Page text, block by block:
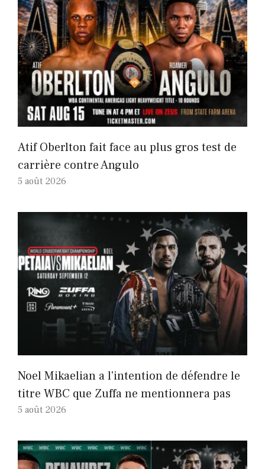
Atif Oberlton fait face au plus gros test de
carrière contre Angulo
5 août 2026
Noel Mikaelian a l'intention de défendre le
titre WBC que Zuffa ne mentionnera pas
5 août 2026